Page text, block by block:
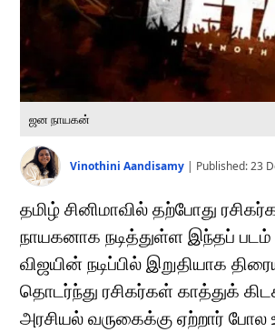
ஜன நாயகன்
Vinothini Aandisamy | Published:23
தமிழ் சினிமாவில் தற்போது
நாயகனாக நடித்துள்ள இந்தப் படம்
விஜயின் நடிப்பில் இறுதியாக
தொடர்ந்து ரசிகர்கள் காத்துக்
அரசியல் வருகைக்கு ஏற்றார் போல